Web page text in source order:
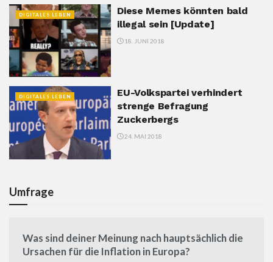
DIGITALES LEBEN
Diese Memes könnten bald
illegal sein [Update]
18. JUNI 2018
DIGITALES LEBEN
EU-Volkspartei verhindert
strenge Befragung
Zuckerbergs
24. MAI 2018
Umfrage
Was sind deiner Meinung nach hauptsächlich die
Ursachen für die Inflation in Europa?